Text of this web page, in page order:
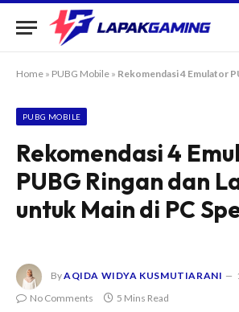
Home » PUBG Mobile » Rekomendasi 4 Emulator PUBG Ringan dan
PUBG MOBILE
Rekomendasi 4
PUBG Ringan dan
untuk Main di PC
ByAQIDA WIDYA KUSMUTIARANI
No Comments
5 Mins Read